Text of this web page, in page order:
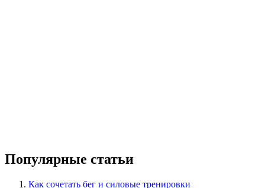
Популярные статьи
Как сочетать бег и силовые тренировки